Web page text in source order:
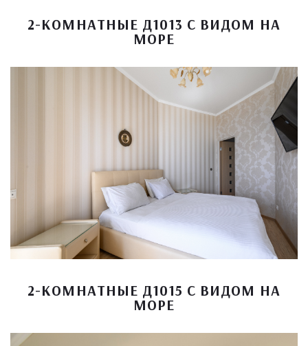
2-КОМНАТНЫЕ Д1013 С ВИДОМ НА
МОРЕ
2-КОМНАТНЫЕ Д1015 С ВИДОМ НА
МОРЕ